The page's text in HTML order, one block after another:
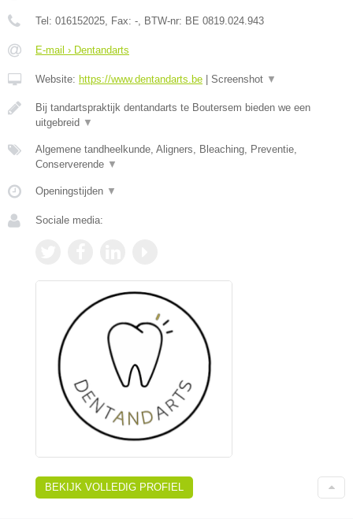
Tel: 016152025 , Fax: - , BTW-nr: BE 0819.024.943
E-mail › Dentandarts
Website: https://www.dentandarts.be Screenshot ▼
Bij tandartspraktijk dentandarts te Boutersem bieden we een
uitgebreid ▼
Algemene tandheelkunde, Aligners, Bleaching, Preventie,
Conserverende ▼
Openingstijden ▼
Sociale media:
BEKIJK VOLLEDIG PROFIEL